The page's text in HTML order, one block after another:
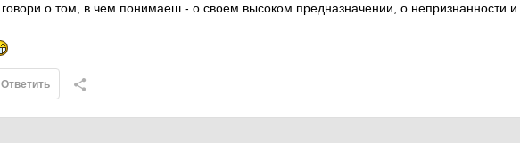
говори о том, в чем понимаеш - о своем высоком предназначении, о непризнанности и
Ответить